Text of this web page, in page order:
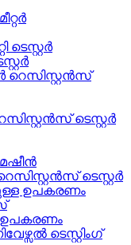
ടെസ്റ്റർ
ടെസ്റ്റർ
ടെസ്റ്റർ
ഉപകരണം
ഉപകരണം
ടെസ്റ്റിംഗ്